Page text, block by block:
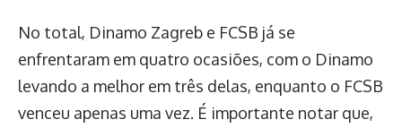
No total, Dinamo Zagreb e FCSB já se
enfrentaram em quatro ocasiões, com o Dinamo
levando a melhor em três delas, enquanto o FCSB
venceu apenas uma vez. É importante notar que,